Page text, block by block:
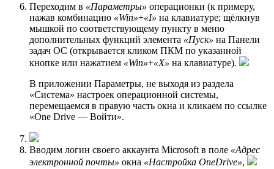
Переходим в «Параметры» операционки (к примеру,
нажав комбинацию «Win»+«I» на клавиатуре; щёлкнув
мышкой по соответствующему пункту в меню
дополнительных функций элемента «Пуск» на Панели
задач ОС (открывается кликом ПКМ по указанной
кнопке или нажатием «Win»+«X» на клавиатуре).
В приложении Параметры, не выходя из раздела
«Система» настроек операционной системы,
перемещаемся в правую часть окна и кликаем по ссылке
«One Drive — Войти».
Вводим логин своего аккаунта Microsoft в поле «Адрес
электронной почты» окна «Настройка OneDrive»,